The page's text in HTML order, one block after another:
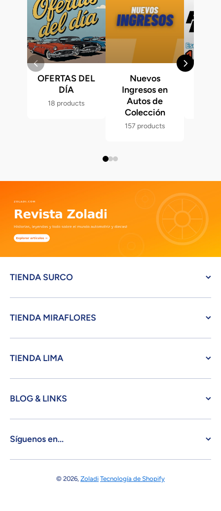
OFERTAS DEL
DÍA
18 products
Nuevos
Ingresos en
Autos de
Colección
157 products
TIENDA SURCO
TIENDA MIRAFLORES
TIENDA LIMA
BLOG & LINKS
Síguenos en...
© 2026,Zoladi Tecnología de Shopify